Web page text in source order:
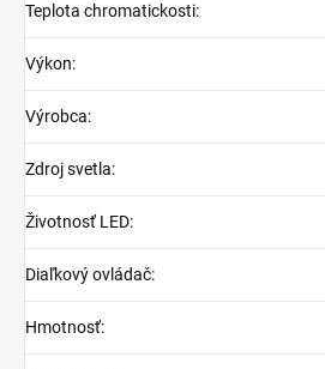
Teplota chromatickosti:
Výkon:
Výrobca:
Zdroj svetla:
Životnosť LED:
Diaľkový ovládač:
Hmotnosť: